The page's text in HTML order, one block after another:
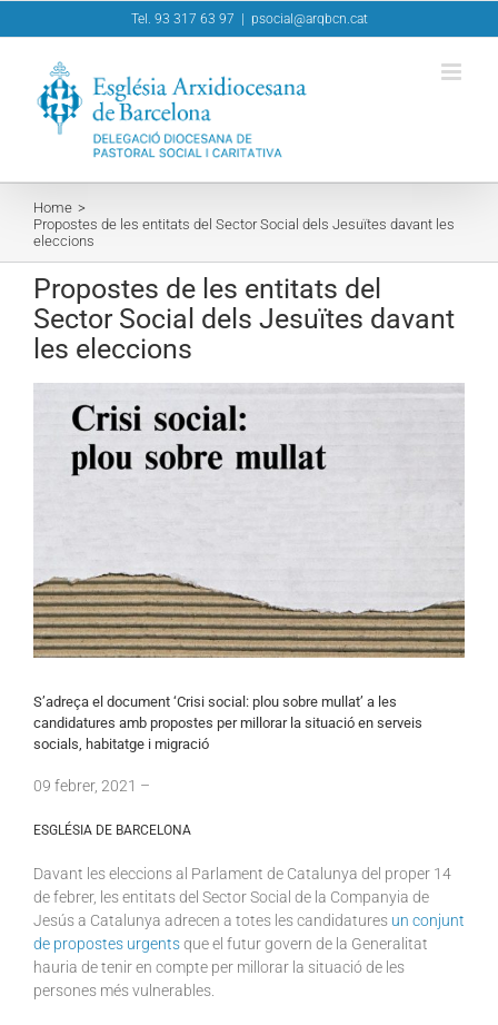
to
Tel. 93 317 63 97 psocial@arqbcn.cat
Home
Propostes de les entitats del Sector Social dels Jesuïtes davant les
eleccions
Propostes de les entitats del
Sector Social dels Jesuïtes davant
les eleccions
Larger
S’adreça el document ‘Crisi social: plou sobre mullat’ a les
candidatures amb propostes per millorar la situació en serveis
socials, habitatge i migració
09 febrer, 2021 –
ESGLÉSIA DE BARCELONA
Davant les eleccions al Parlament de Catalunya del proper 14
de febrer, les entitats del Sector Social de la Companyia de
Jesús a Catalunya adrecen a totes les candidatures un conjunt
de propostes urgentsque el futur govern de la Generalitat
hauria de tenir en compte per millorar la situació de les
persones més vulnerables.